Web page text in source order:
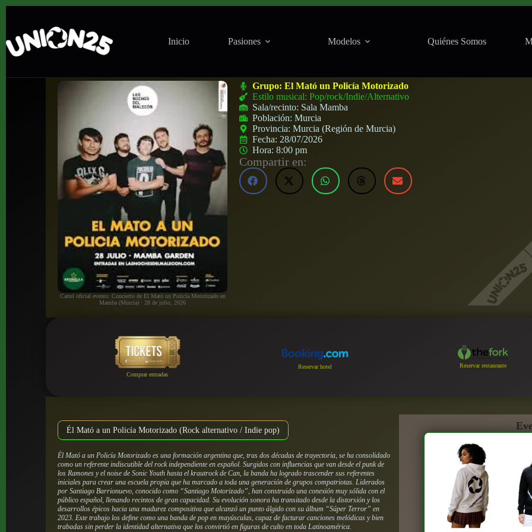
Inicio Pasiones Modelos Quiénes Somos
Cartel oficial evento: Concierto de El Mató un Policía Motorizado en
Mamba (Murcia) · 28 de julio, 2026
Grupo:El Mató un Policía Motorizado
Estilo musical: Pop/rock/Indie/Alternativo
Sala/recinto: Sala Mamba
Población:Murcia
Provincia:Murcia (Región de Murcia)
Fecha: 28/07/2026
Hora:8:00 pm
Compartir en:
Comprar entradas
Reservar hotel Reservar restaurante
Él Mató a un Policía Motorizado (Rock alternativo / Indie pop)
Él Mató a un Policía Motorizado es una formación argentina que, tras dos décadas de trayectoria, se ha consolidado
como un referente indiscutible del rock independiente en español. Surgidos con influencias que van desde el punk de
los Ramones y el noise de Sonic Youth hasta el krautrock de Can, la banda ha logrado trascender sus referentes
iniciales para crear una escuela propia que ha marcado a toda una generación de grupos compatriotas. Liderados
por Santiago Barrionuevo, conocido como “Santiago Motorizado”, han construido una conexión muy sólida con el
público español, llenando recintos de gran capacidad. Su evolución sonora ha transitado desde la distorsión y los
desarrollos épicos hacia una madurez compositiva que alcanzó un punto álgido con su álbum “Súper Terror” en
2023. Este trabajo los define como una banda de pop en mayúsculas, capaz de facturar canciones melódicas y bien
trabadas sin perder la identidad alternativa que los convirtió en figuras de culto en toda Latinoamérica.